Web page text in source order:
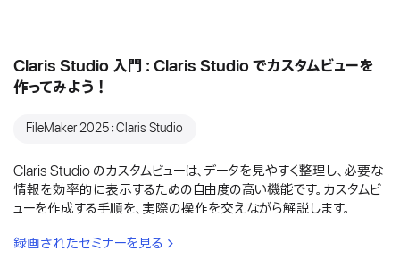
Claris Studio 入門：Claris Studio でカスタムビューを
作ってみよう！
FileMaker 2025：Claris Studio
Claris Studio のカスタムビューは、データを見やすく整理し、必要な
情報を効率的に表示するための自由度の高い機能です。カスタムビ
ューを作成する手順を、実際の操作を交えながら解説します。
録画されたセミナーを見る